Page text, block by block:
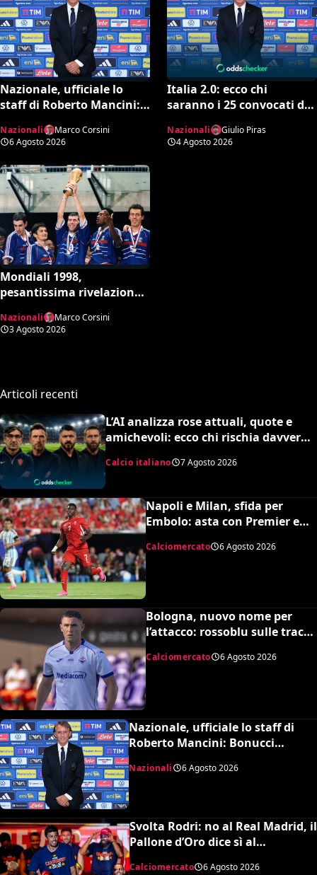
Nazionale, ufficiale lo
staff di Roberto Mancini:
Bollini vice
Nazionali
Marco Corsini
6 Agosto 2026
Italia 2.0: ecco chi
saranno i 25 convocati di
conferme e sorprese
Nazionali
Giulio Piras
4 Agosto 2026
Mondiali 1998,
pesantissima rivelazione:
antidoping nei confronti
della Francia”
Nazionali
Marco Corsini
3 Agosto 2026
Articoli recenti
L’AI analizza rose attuali, quote e
amichevoli: ecco chi rischia davvero
un’insospettabile
Calcio italiano 7 Agosto 2026
Napoli e Milan, sfida per
Embolo: asta con Premier e
MLS, il prezzo
Calciomercato 6 Agosto 2026
Bologna, nuovo nome per
l’attacco: rossoblu sulle tracce
Calciomercato 6 Agosto 2026
Nazionale, ufficiale lo staff di
Roberto Mancini: Bonucci
Nazionali 6 Agosto 2026
Svolta Rodri: no al Real Madrid, il
Pallone d’Oro dice sì al
Barcellona per 50 milioni
Calciomercato 6 Agosto 2026